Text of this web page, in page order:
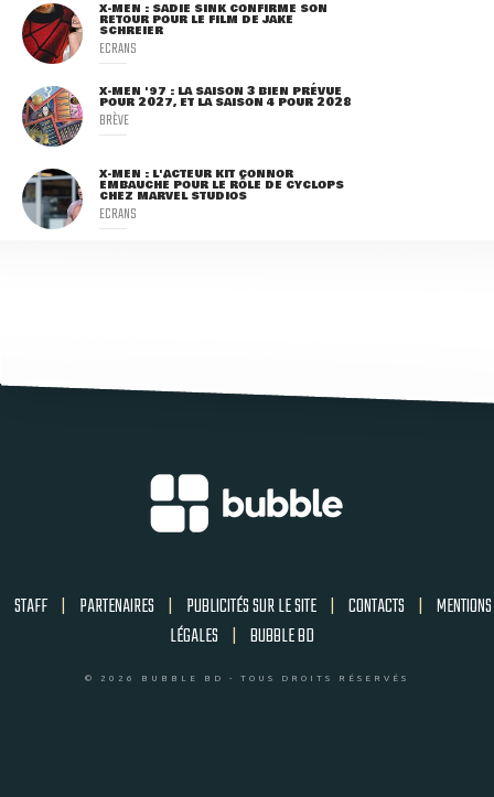
X-MEN : SADIE SINK CONFIRME SON
RETOUR POUR LE FILM DE JAKE
SCHREIER
ECRANS
X-MEN '97 : LA SAISON 3 BIEN PRÉVUE
POUR 2027, ET LA SAISON 4 POUR 2028
BRÈVE
X-MEN : L'ACTEUR KIT CONNOR
EMBAUCHÉ POUR LE RÔLE DE CYCLOPS
CHEZ MARVEL STUDIOS
ECRANS
STAFF | PARTENAIRES | PUBLICITÉS SUR LE SITE | CONTACTS | MENTIONS
LÉGALES | BUBBLE BD
© 2026 BUBBLE BD - TOUS DROITS RÉSERVÉS